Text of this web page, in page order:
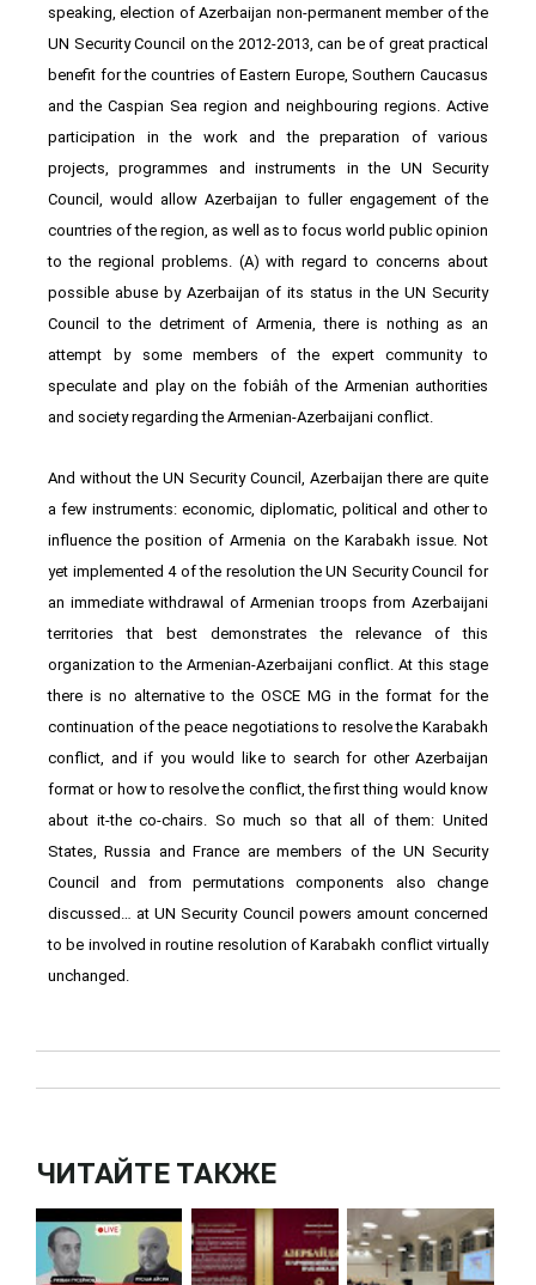
speaking, election of Azerbaijan non-permanent member of the
UN Security Council on the 2012-2013, can be of great practical
benefit for the countries of Eastern Europe, Southern Caucasus
and the Caspian Sea region and neighbouring regions. Active
participation in the work and the preparation of various
projects, programmes and instruments in the UN Security
Council, would allow Azerbaijan to fuller engagement of the
countries of the region, as well as to focus world public opinion
to the regional problems. (A) with regard to concerns about
possible abuse by Azerbaijan of its status in the UN Security
Council to the detriment of Armenia, there is nothing as an
attempt by some members of the expert community to
speculate and play on the fobiâh of the Armenian authorities
and society regarding the Armenian-Azerbaijani conflict.
And without the UN Security Council, Azerbaijan there are quite
a few instruments: economic, diplomatic, political and other to
influence the position of Armenia on the Karabakh issue. Not
yet implemented 4 of the resolution the UN Security Council for
an immediate withdrawal of Armenian troops from Azerbaijani
territories that best demonstrates the relevance of this
organization to the Armenian-Azerbaijani conflict. At this stage
there is no alternative to the OSCE MG in the format for the
continuation of the peace negotiations to resolve the Karabakh
conflict, and if you would like to search for other Azerbaijan
format or how to resolve the conflict, the first thing would know
about it-the co-chairs. So much so that all of them: United
States, Russia and France are members of the UN Security
Council and from permutations components also change
discussed… at UN Security Council powers amount concerned
to be involved in routine resolution of Karabakh conflict virtually
unchanged.
ЧИТАЙТЕ ТАКЖЕ